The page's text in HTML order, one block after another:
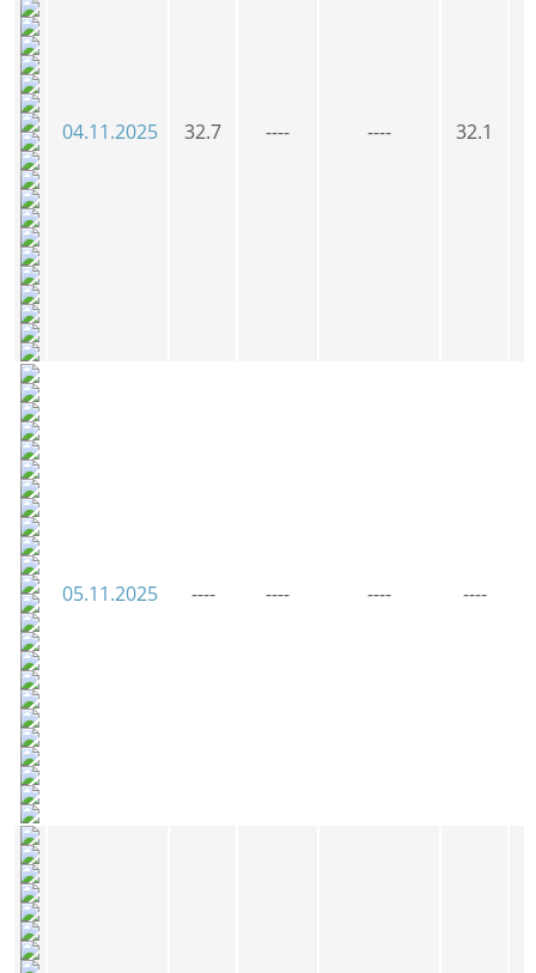
04.11.2025 32.7 ---- ---- 32.1
05.11.2025 ---- ---- ---- ----